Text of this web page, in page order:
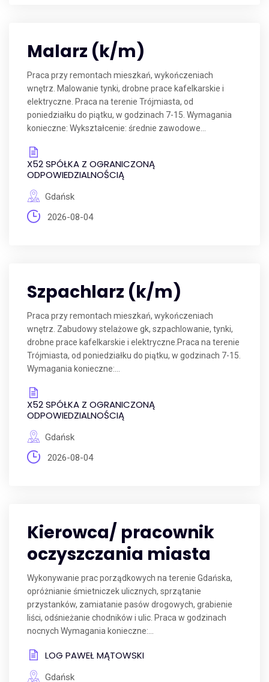
Malarz (k/m)
Praca przy remontach mieszkań, wykończeniach
wnętrz. Malowanie tynki, drobne prace kafelkarskie i
elektryczne. Praca na terenie Trójmiasta, od
poniedziałku do piątku, w godzinach 7-15. Wymagania
konieczne: Wykształcenie: średnie zawodowe...
X52 SPÓŁKA Z OGRANICZONĄ
ODPOWIEDZIALNOŚCIĄ
Gdańsk
2026-08-04
Szpachlarz (k/m)
Praca przy remontach mieszkań, wykończeniach
wnętrz. Zabudowy stelażowe gk, szpachlowanie, tynki,
drobne prace kafelkarskie i elektryczne.Praca na terenie
Trójmiasta, od poniedziałku do piątku, w godzinach 7-15.
Wymagania konieczne:...
X52 SPÓŁKA Z OGRANICZONĄ
ODPOWIEDZIALNOŚCIĄ
Gdańsk
2026-08-04
Kierowca/ pracownik
oczyszczania miasta
Wykonywanie prac porządkowych na terenie Gdańska,
opróżnianie śmietniczek ulicznych, sprzątanie
przystanków, zamiatanie pasów drogowych, grabienie
liści, odśnieżanie chodników i ulic. Praca w godzinach
nocnych Wymagania konieczne:...
LOG PAWEŁ MĄTOWSKI
Gdańsk